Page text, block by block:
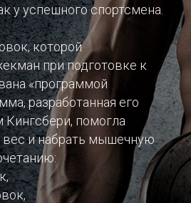
у успешного спортсмена.
которой
при подготовке к
«программой
разработанная его
помогла
и набрать мышечную